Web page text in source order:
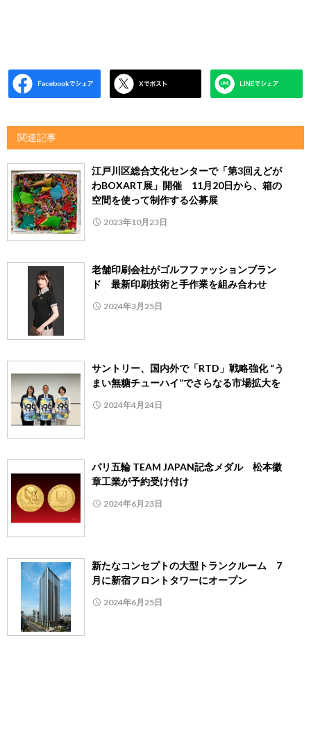
関連記事
江戸川区総合文化センターで「第3回えどが
わBOXART展」開催 11月20日から、箱の
空間を使って制作する公募展
2023年10月23日
老舗印刷会社がゴルフファッションブラン
ド 最新印刷技術と手作業を組み合わせ
2024年3月25日
サントリー、国内外で「RTD」戦略強化 “う
まい無糖チューハイ”でさらなる市場拡大を
2024年4月24日
パリ五輪 TEAM JAPAN記念メダル 松本徽
章工業が予約受け付け
2024年6月23日
新たなコンセプトの大型トランクルーム 7
月に新宿フロントタワーにオープン
2024年6月25日